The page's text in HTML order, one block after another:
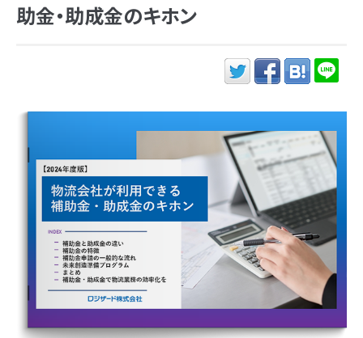
助金・助成金のキホン